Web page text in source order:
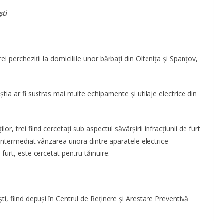
percheziții la domiciliile unor bărbați din Oltenița și Spanțov,
ar fi sustras mai multe echipamente și utilaje electrice din
trei fiind cercetați sub aspectul săvârșirii infracțiunii de furt
vânzarea unora dintre aparatele electrice
este cercetat pentru tăinuire.
fiind depuși în Centrul de Reținere și Arestare Preventivă